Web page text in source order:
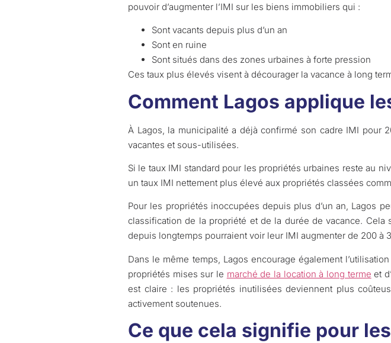
pouvoir d’augmenter l’IMI sur les biens immobiliers qui :
Sont vacants depuis plus d’un an
Sont en ruine
Sont situés dans des zones urbaines à forte pression
Ces taux plus élevés visent à décourager la vacance à long
Comment Lagos applique
À Lagos, la municipalité a déjà confirmé son cadre IMI pour
vacantes et sous-utilisées.
Si le taux IMI standard pour les propriétés urbaines reste au
un taux IMI nettement plus élevé aux propriétés classées
Pour les propriétés inoccupées depuis plus d’un an, Lagos
classification de la propriété et de la durée de vacance.
depuis longtemps pourraient voir leur IMI augmenter de 200 à
Dans le même temps, Lagos encourage également
propriétés mises sur le marché de la location à long terme et
est claire : les propriétés inutilisées deviennent plus
activement soutenues.
Ce que cela signifie pour